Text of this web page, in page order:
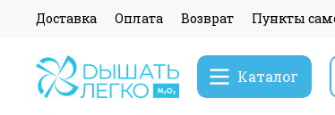
Доставка Оплата Возврат Пункты
Каталог